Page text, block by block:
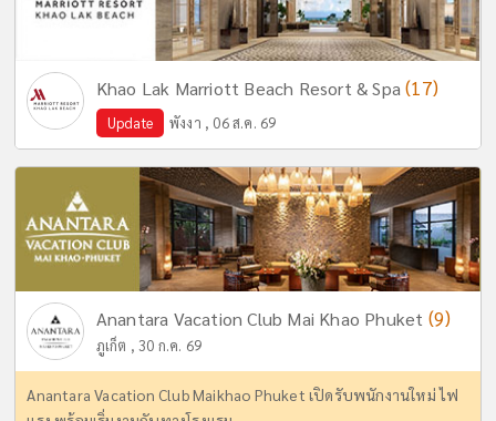
Khao Lak Marriott Beach Resort & Spa(17)
Update พังงา , 06 ส.ค. 69
Anantara Vacation Club Mai Khao Phuket (9)
ภูเก็ต , 30 ก.ค. 69
Anantara Vacation Club Maikhao Phuket เปิดรับพนักงานใหม่ ไฟ